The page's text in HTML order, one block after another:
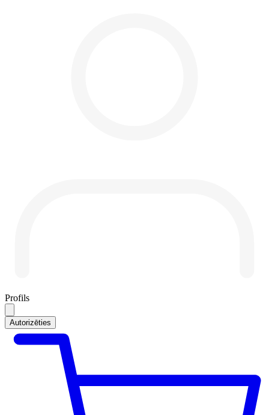
Profils
Autorizēties